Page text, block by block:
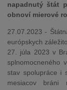
napadnutý štát
obnoví mierové
27.07.2023 -
európskych
27. júla 2023 v
splnomocneného
stav spolupráce i
mesiacov bráni